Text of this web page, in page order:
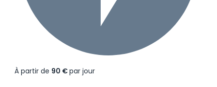
À partir de 90 €par jour